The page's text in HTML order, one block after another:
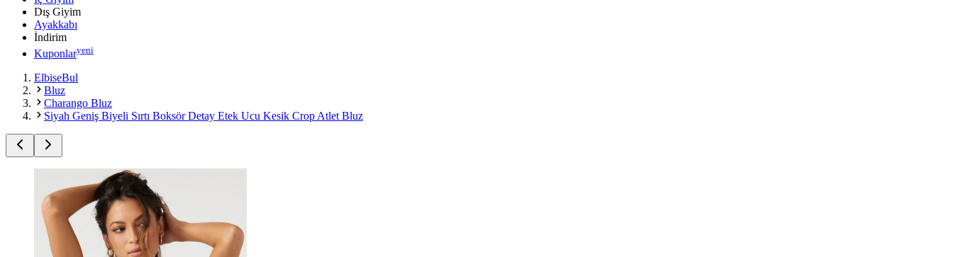
Dış Giyim
Ayakkabı
İndirim
Kuponlaryeni
ElbiseBul
Bluz
Charango Bluz
Siyah Geniş Biyeli Sırtı Boksör Detay Etek Ucu Kesik Crop Atlet Bluz